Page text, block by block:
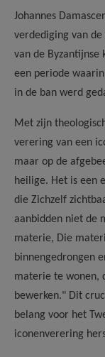
Johannes
verdediging van
van de Byzantijnse
een periode
in de ban werd
Met zijn
verering van een
maar op de
heilige. Het is een
die Zichzelf
aanbidden niet de
materie, Die
binnengedrongen
materie te wonen,
bewerken." Dit
belang voor het
iconenverering